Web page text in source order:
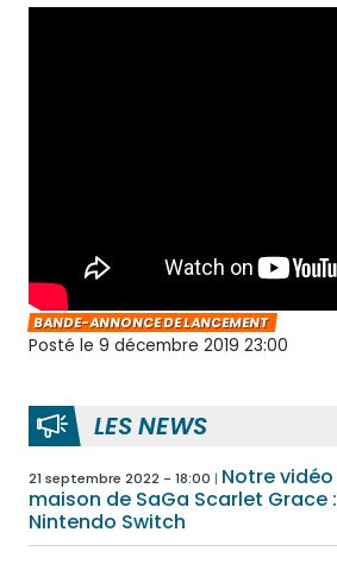
BANDE-ANNONCE DE LANCEMENT
Posté le 9 décembre 2019 23:00
LES NEWS
21 septembre 2022 - 18:00
Notre
maison de SaGa Scarlet Grace
Nintendo Switch